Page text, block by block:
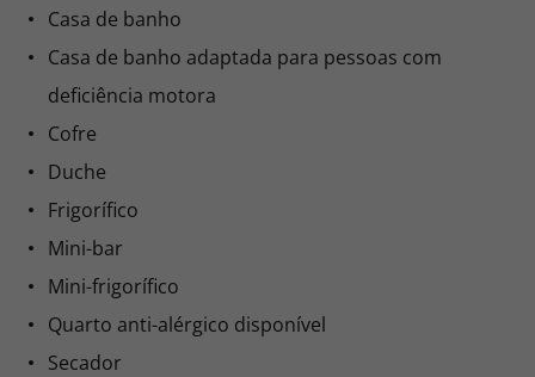
Casa de banho
Casa de banho adaptada para pessoas com
deficiência motora
Cofre
Duche
Frigorífico
Mini-bar
Mini-frigorífico
Quarto anti-alérgico disponível
Secador